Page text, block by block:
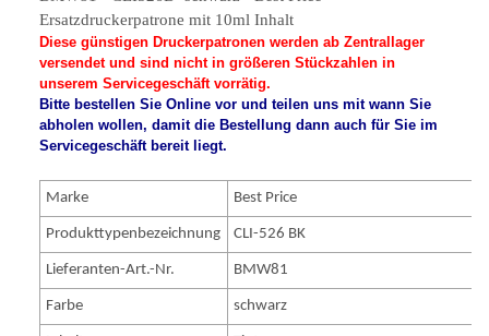
Ersatzdruckerpatrone mit 10ml Inhalt
Diese günstigen Druckerpatronen werden ab Zentrallager
versendet und sind nicht in größeren Stückzahlen in
unserem Servicegeschäft vorrätig.
Bitte bestellen Sie Online vor und teilen uns mit wann Sie
abholen wollen, damit die Bestellung dann auch für Sie im
Servicegeschäft bereit liegt.
Marke Best Price
Produkttypenbezeichnung CLI-526 BK
Lieferanten-Art.-Nr. BMW81
Farbe schwarz